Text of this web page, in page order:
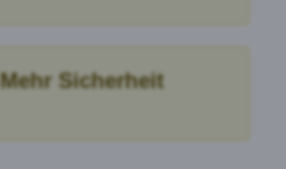
Mehr Sicherheit